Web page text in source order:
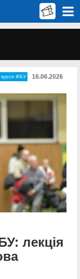
курси ФБУ 16.06.2026
лекція